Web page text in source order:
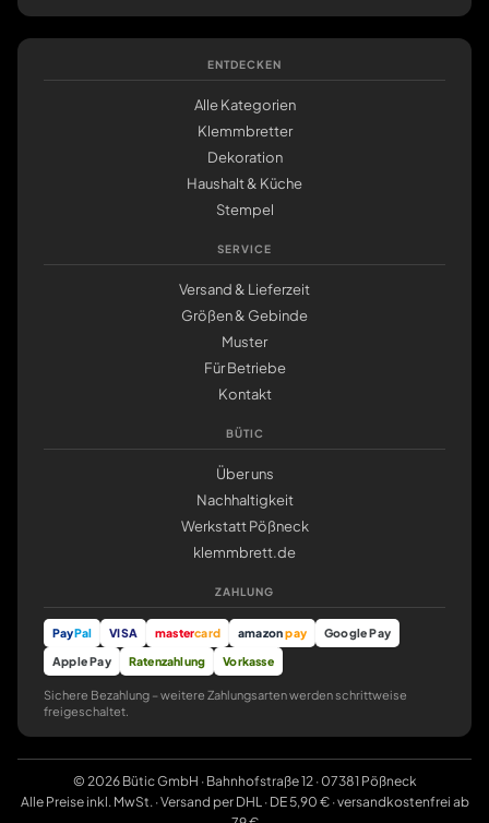
ENTDECKEN
Alle Kategorien
Klemmbretter
Dekoration
Haushalt & Küche
Stempel
SERVICE
Versand & Lieferzeit
Größen & Gebinde
Muster
Für Betriebe
Kontakt
BÜTIC
Über uns
Nachhaltigkeit
Werkstatt Pößneck
klemmbrett.de
ZAHLUNG
PayPal VISA mastercard amazonpay
Google Pay
Apple Pay
Ratenzahlung Vorkasse
Sichere Bezahlung – weitere Zahlungsarten werden schrittweise
freigeschaltet.
© 2026 Bütic GmbH · Bahnhofstraße 12 · 07381 Pößneck
Alle Preise inkl. MwSt. · Versand per DHL · DE 5,90 € · versandkostenfrei ab